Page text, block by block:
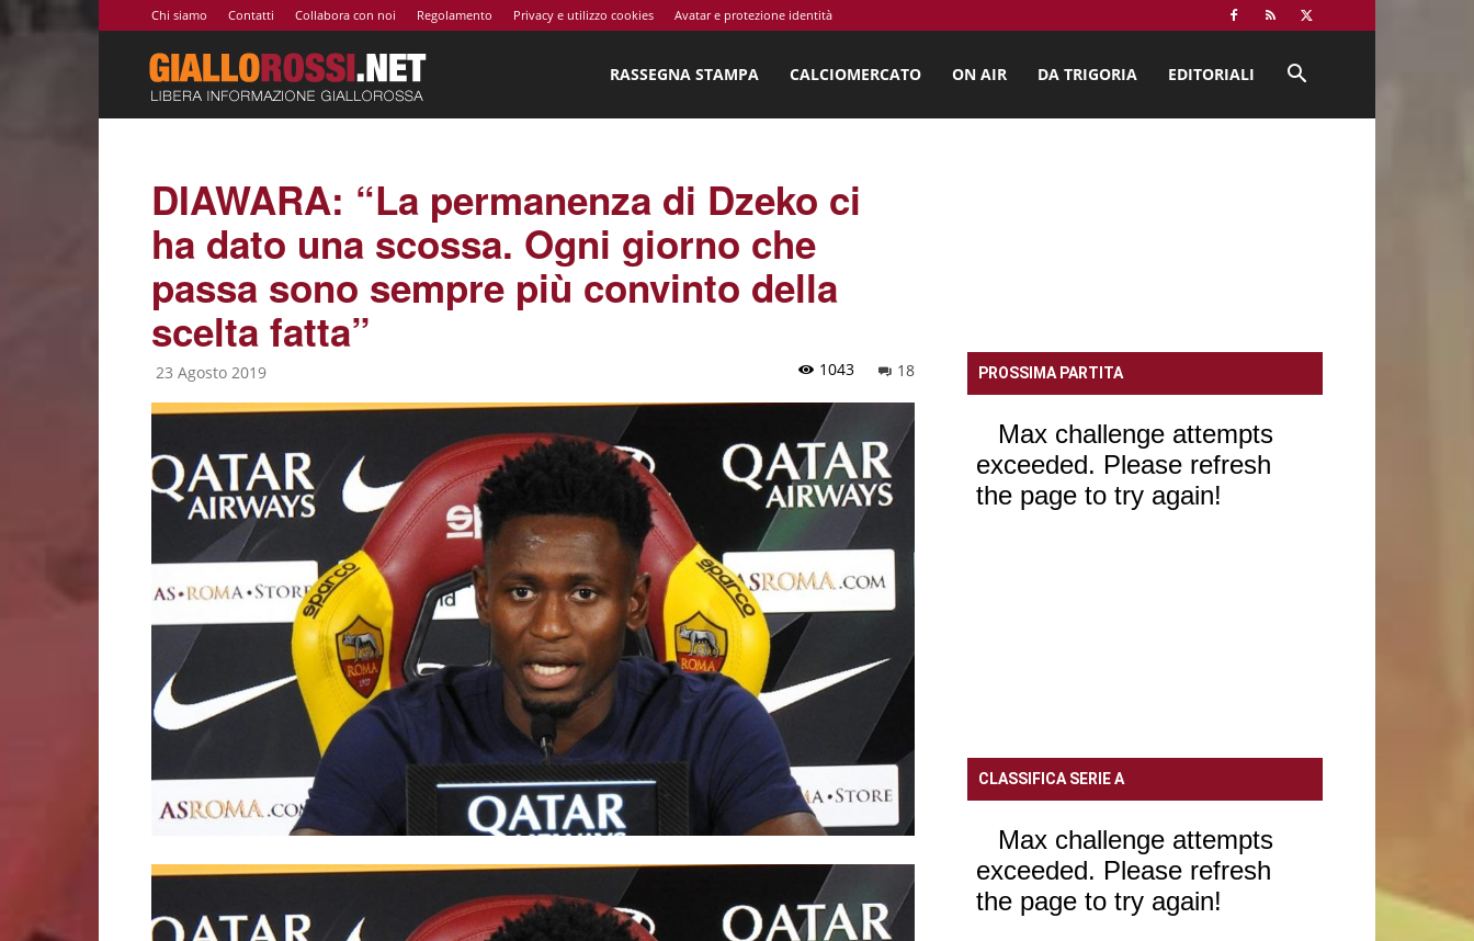
Chi siamo Contatti Collabora con noi Regolamento Privacy e utilizzo cookies Avatar e protezione identità
Notizie
Calciomercato
ed
Esclusive
RASSEGNA STAMPA CALCIOMERCATO ON AIR DA TRIGORIA EDITORIALI
DIAWARA: “La permanenza di Dzeko ci
ha dato una scossa. Ogni giorno che
passa sono sempre più convinto della
scelta fatta”
23 Agosto 2019 18
1043 PROSSIMA PARTITA
CLASSIFICA SERIE A